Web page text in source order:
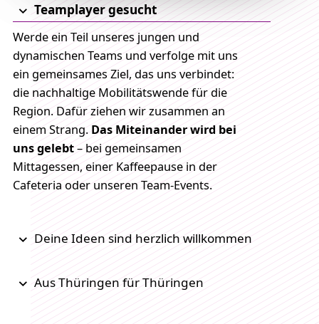
Teamplayer gesucht
Werde ein Teil unseres jungen und
dynamischen Teams und verfolge mit uns
ein gemeinsames Ziel, das uns verbindet:
die nachhaltige Mobilitätswende für die
Region. Dafür ziehen wir zusammen an
einem Strang.Das Miteinander wird bei
uns gelebt– bei gemeinsamen
Mittagessen, einer Kaffeepause in der
Cafeteria oder unseren Team-Events.
Deine Ideen sind herzlich willkommen
Aus Thüringen für Thüringen